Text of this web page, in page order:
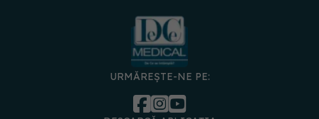
DESCARCĂ APLICAȚIA